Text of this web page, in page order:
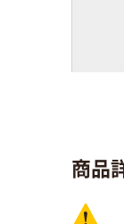
アス
商品